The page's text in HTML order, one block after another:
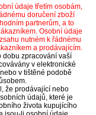
údaje třetím osobám,
doručení zboží
partnerům, a to
Osobní údaje
nutném k řádnému
a prodávajícím.
dobu zpracování vaší
v elektronické
v tištěné podobě
že prodávající nebo
údajů, které je
života kupujícího